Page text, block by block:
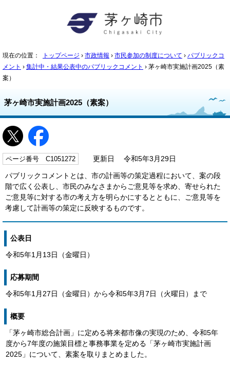
現在の位置： トップページ › 市政情報 › 市民参加の制度について › パブリックコ
メント › 集計中・結果公表中のパブリックコメント › 茅ヶ崎市実施計画2025（素
案）
茅ヶ崎市実施計画2025（素案）
ページ番号 C1051272 更新日 令和5年3月29日
パブリックコメントとは、市の計画等の策定過程において、案の段
階で広く公表し、市民のみなさまからご意見等を求め、寄せられた
ご意見等に対する市の考え方を明らかにするとともに、ご意見等を
考慮して計画等の策定に反映するものです。
公表日
令和5年1月13日（金曜日）
応募期間
令和5年1月27日（金曜日）から令和5年3月7日（火曜日）まで
概要
「茅ヶ崎市総合計画」に定める将来都市像の実現のため、令和5年
度から7年度の施策目標と事務事業を定める「茅ヶ崎市実施計画
2025」について、素案を取りまとめました。